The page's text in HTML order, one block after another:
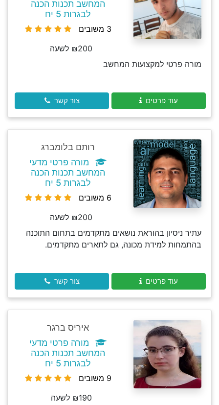
המחשב תכנות הכנה
לבגרות 5 יח
3 משובים
₪200 לשעה
מורה פרטי למקצועות המחשב
עוד פרטים צור קשר
רותם בלומברג
מורה פרטי מדעי
המחשב תכנות הכנה
לבגרות 5 יח
6 משובים
₪200 לשעה
עתיר ניסיון בהוראת נושאים מתקדמים בתחום התוכנה
בהתמחות למידת מכונה, גם לתארים מתקדמים.
עוד פרטים צור קשר
איריס ברגר
מורה פרטי מדעי
המחשב תכנות הכנה
לבגרות 5 יח
9 משובים
₪190 לשעה